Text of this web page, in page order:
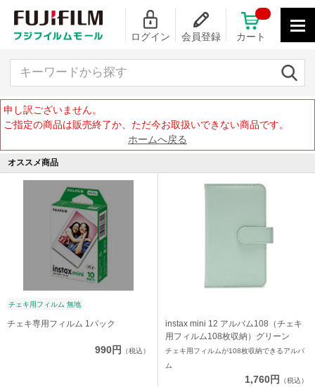
ログイン 会員登録
申し訳ございません。
ご指定の商品は販売終了か、ただ今お取扱いできない商品です。
ホームへ戻る
オススメ商品
チェキ用フィルム 無地
チェキ専用フィルム 1パック
990円 （税込）
instax mini 12 アルバム108（チェキ
用フィルム108枚収納）グリーン
チェキ用フィルムが108枚収納できるアルバ
ム
1,760円 （税込）